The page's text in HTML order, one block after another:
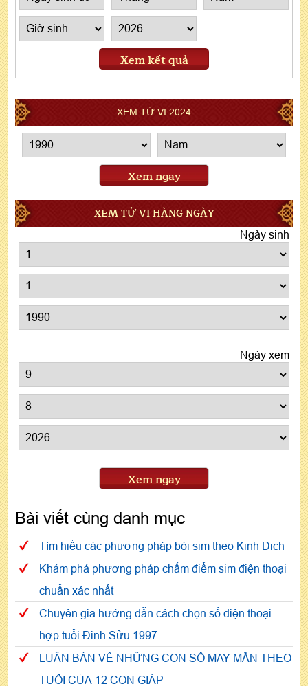
Xem kết quả
XEM TỬ VI 2024
Xem ngay
XEM TỬ VI HÀNG NGÀY
Ngày sinh
Ngày xem
Xem ngay
Bài viết cùng danh mục
Tìm hiểu các phương pháp bói sim theo Kinh Dịch
Khám phá phương pháp chấm điểm sim điện thoại
chuẩn xác nhất
Chuyên gia hướng dẫn cách chọn số điện thoại
hợp tuổi Đinh Sửu 1997
LUẬN BÀN VỀ NHỮNG CON SỐ MAY MẮN THEO
TUỔI CỦA 12 CON GIÁP